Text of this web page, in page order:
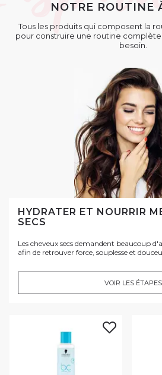
NOTRE ROUTINE
Tous les produits qui composent la
pour construire une routine
besoin.
HYDRATER ET NOURRIR
SECS
Les cheveux secs demandent beaucoup
afin de retrouver force, souplesse et
VOIR LES ÉTAPES